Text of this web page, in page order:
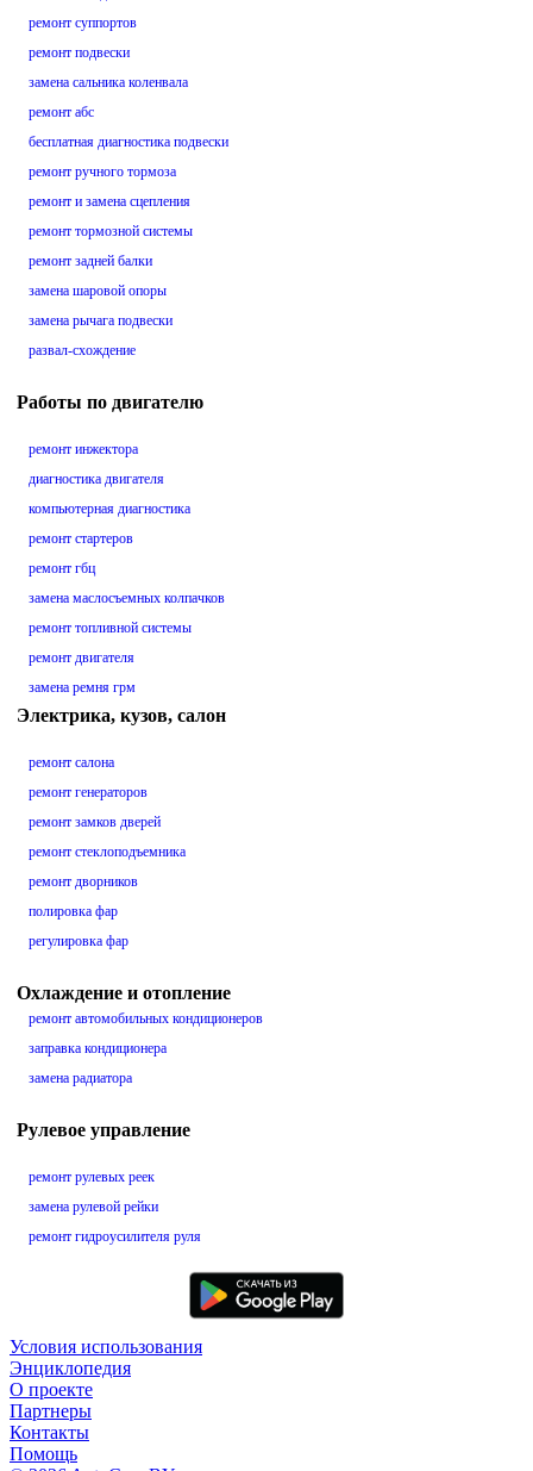
ремонт суппортов
ремонт подвески
замена сальника коленвала
ремонт абс
бесплатная диагностика подвески
ремонт ручного тормоза
ремонт и замена сцепления
ремонт тормозной системы
ремонт задней балки
замена шаровой опоры
замена рычага подвески
развал-схождение
Работы по двигателю
ремонт инжектора
диагностика двигателя
компьютерная диагностика
ремонт стартеров
ремонт гбц
замена маслосъемных колпачков
ремонт топливной системы
ремонт двигателя
замена ремня грм
Электрика, кузов, салон
ремонт салона
ремонт генераторов
ремонт замков дверей
ремонт стеклоподъемника
ремонт дворников
полировка фар
регулировка фар
Охлаждение и отопление
ремонт автомобильных кондиционеров
заправка кондиционера
замена радиатора
Рулевое управление
ремонт рулевых реек
замена рулевой рейки
ремонт гидроусилителя руля
Условия использования
Энциклопедия
О проекте
Партнеры
Контакты
Помощь